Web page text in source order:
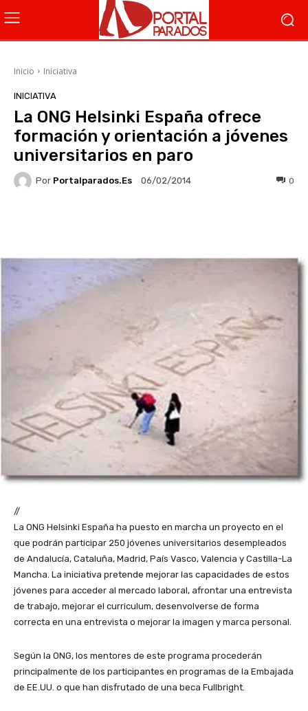
Inicio Iniciativa
INICIATIVA
La ONG Helsinki España ofrece
formación y orientación a jóvenes
universitarios en paro
Por Portalparados.es 06/02/2014 0
//
La ONG Helsinki España ha puesto en marcha un proyecto en el
que podrán participar 250 jóvenes universitarios desempleados
de Andalucía, Cataluña, Madrid, País Vasco, Valencia y Castilla-La
Mancha. La iniciativa pretende mejorar las capacidades de estos
jóvenes para acceder al mercado laboral, afrontar una entrevista
de trabajo, mejorar el curriculum, desenvolverse de forma
correcta en una entrevista o mejorar la imagen y marca personal.
Según la ONG, los mentores de este programa procederán
principalmente de los participantes en programas de la Embajada
de EE.UU. o que han disfrutado de una beca Fullbright.